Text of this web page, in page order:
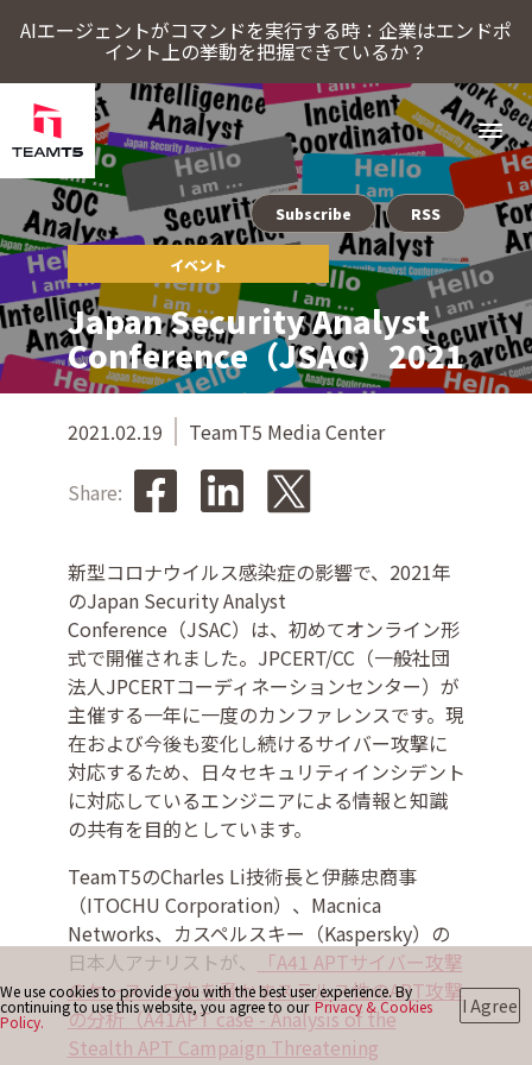
AIエージェントがコマンドを実行する時：企業はエンドポ
イント上の挙動を把握できているか？
ソリューション
TeamT5について
最新情報
お問い合わせ
イベント
Subscribe RSS
Japan Security Analyst
Conference（JSAC）2021
2021.02.19 TeamT5 Media Center
Share:
新型コロナウイルス感染症の影響で、2021年
のJapan Security Analyst
Conference（JSAC）は、初めてオンライン形
式で開催されました。JPCERT/CC（一般社団
法人JPCERTコーディネーションセンター）が
主催する一年に一度のカンファレンスです。現
在および今後も変化し続けるサイバー攻撃に
対応するため、日々セキュリティインシデント
に対応しているエンジニアによる情報と知識
の共有を目的としています。
TeamT5のCharles Li技術長と伊藤忠商事
（ITOCHU Corporation）、Macnica
Networks、カスペルスキー（Kaspersky）の
日本人アナリストが、
「A41 APTサイバー攻撃
のケース：日本を脅かすステルス性のAPT攻撃
の分析（A41APT case - Analysis of the
Stealth APT Campaign Threatening
We use cookies to provide you with the best user experience. By
continuing to use this website, you agree to our Privacy & Cookies
Policy.
I Agree